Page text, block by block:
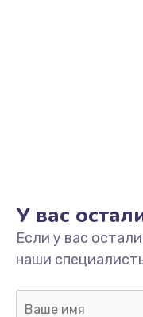
У вас
Если у вас
наши